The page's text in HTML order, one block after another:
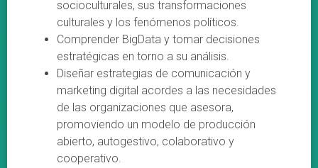
socioculturales, sus transformaciones
culturales y los fenómenos políticos.
Comprender BigData y tomar decisiones
estratégicas en torno a su análisis.
Diseñar estrategias de comunicación y
marketing digital acordes a las necesidades
de las organizaciones que asesora,
promoviendo un modelo de producción
abierto, autogestivo, colaborativo y
cooperativo.